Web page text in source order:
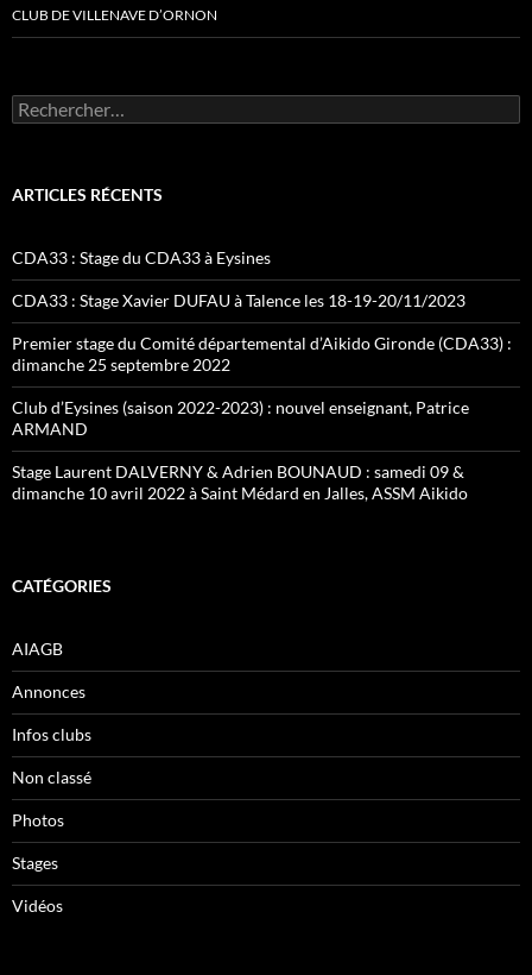
CLUB DE VILLENAVE D’ORNON
Rechercher :
ARTICLES RÉCENTS
CDA33 : Stage du CDA33 à Eysines
CDA33 : Stage Xavier DUFAU à Talence les 18-19-20/11/2023
Premier stage du Comité départemental d’Aikido Gironde (CDA33) :
dimanche 25 septembre 2022
Club d’Eysines (saison 2022-2023) : nouvel enseignant, Patrice
ARMAND
Stage Laurent DALVERNY & Adrien BOUNAUD : samedi 09 &
dimanche 10 avril 2022 à Saint Médard en Jalles, ASSM Aikido
CATÉGORIES
AIAGB
Annonces
Infos clubs
Non classé
Photos
Stages
Vidéos